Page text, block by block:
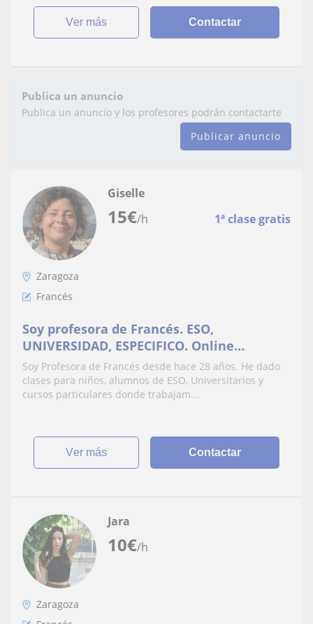
ver más Contactar
Publica un anuncio
Publica un anuncio y los profesores podrán contactarte
Publicar anuncio
15€/h 1ª clase gratis
Giselle
Zaragoza
Francés
Soy profesora de Francés. ESO,
UNIVERSIDAD, ESPECIFICO. Online
también
Soy Profesora de Francés desde hace 28 años. He dado
clases para niños, alumnos de ESO, Universitarios y
cursos particulares donde trabajam...
ver más Contactar
10€/h
Jara
Zaragoza